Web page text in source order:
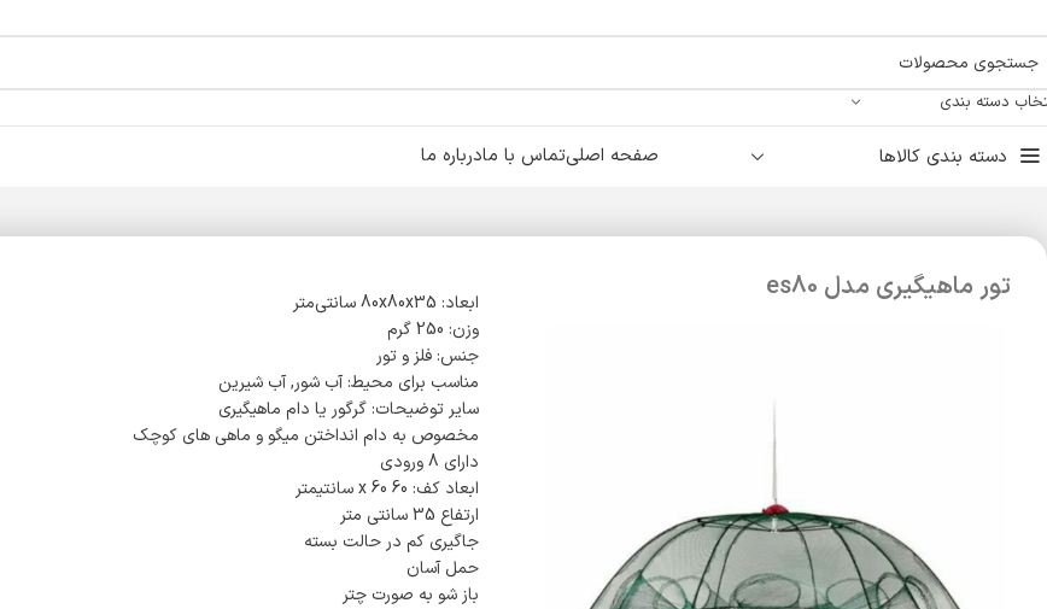
دسته بندی
دسته بندی کالاها صفحه اصلیتماس با مادرباره ما
تور ماهیگیری مدل es80
ابعاد: 80x80x35 سانتی‌متر
وزن: 250 گرم
جنس: فلز و تور
مناسب برای محیط: آب شور, آب شیرین
سایر توضیحات: گرگور یا دام ماهیگیری
مخصوص به دام انداختن میگو و ماهی های کوچک
دارای 8 ورودی
ابعاد کف: 60 x 60 سانتیمتر
ارتفاع 35 سانتی متر
جاگیری کم در حالت بسته
حمل آسان
باز شو به صورت چتر